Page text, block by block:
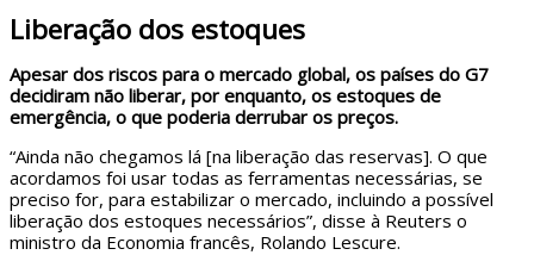
Liberação dos estoques
Apesar dos riscos para o mercado global, os países do G7
decidiram não liberar, por enquanto, os estoques de
emergência, o que poderia derrubar os preços.
“Ainda não chegamos lá [na liberação das reservas]. O que
acordamos foi usar todas as ferramentas necessárias, se
preciso for, para estabilizar o mercado, incluindo a possível
liberação dos estoques necessários”, disse à Reuters o
ministro da Economia francês, Rolando Lescure.